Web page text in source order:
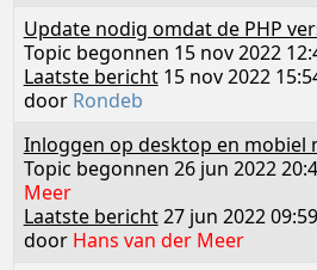
Update nodig omdat de PHP
Topic begonnen 15 nov 2022
Laatste bericht15 nov 2022
door Rondeb
Inloggen op desktop en mobiel
Topic begonnen 26 jun 2022
Meer
Laatste bericht27 jun 2022 09:59
door Hans van der Meer